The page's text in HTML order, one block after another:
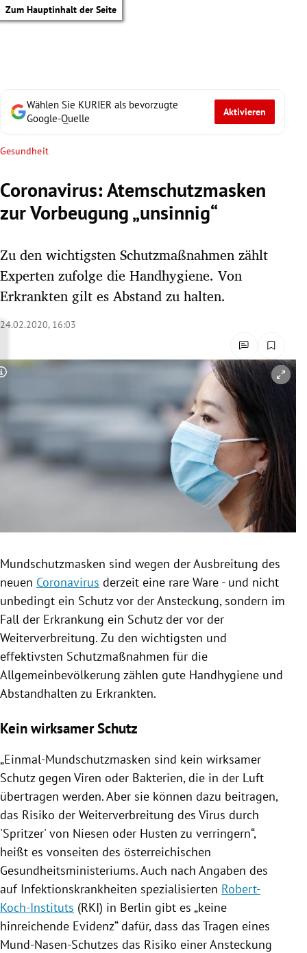
Zum Hauptinhalt der Seite
Untermenü
Untermenü
Untermenü
Untermenü
Untermenü
Wählen Sie KURIER als bevorzugte
Google-Quelle
Aktivieren
Gesundheit
Coronavirus: Atemschutzmasken
zur Vorbeugung „unsinnig“
Zu den wichtigsten Schutzmaßnahmen zählt
Experten zufolge die Handhygiene. Von
Erkrankten gilt es Abstand zu halten.
24.02.2020, 16:03
Copyright-Hinweis öffnen/schließen
Mundschutzmasken sind wegen der Ausbreitung des
neuen Coronavirus derzeit eine rare Ware - und nicht
unbedingt ein Schutz vor derAnsteckung, sondern im
Fall der Erkrankung ein Schutz der vor der
Weiterverbreitung. Zu den wichtigsten und
effektivsten Schutzmaßnahmen für die
Allgemeinbevölkerung zählen gute Handhygiene und
Abstandhalten zu Erkrankten.
Kein wirksamer Schutz
„Einmal-Mundschutzmasken sind kein wirksamer
Schutz gegen Viren oder Bakterien, die in der Luft
übertragen werden. Aber sie können dazu beitragen,
das Risiko der Weiterverbreitung des Virus durch
'Spritzer' von Niesen oder Husten zu verringern“,
heißt es vonseiten des österreichischen
Gesundheitsministeriums. Auch nach Angaben des
auf Infektionskrankheiten spezialisierten Robert-
Koch-Instituts (RKI) in Berlin gibt es „keine
hinreichende Evidenz“ dafür, dass das Tragen eines
Mund-Nasen-Schutzes das Risiko einerAnsteckung